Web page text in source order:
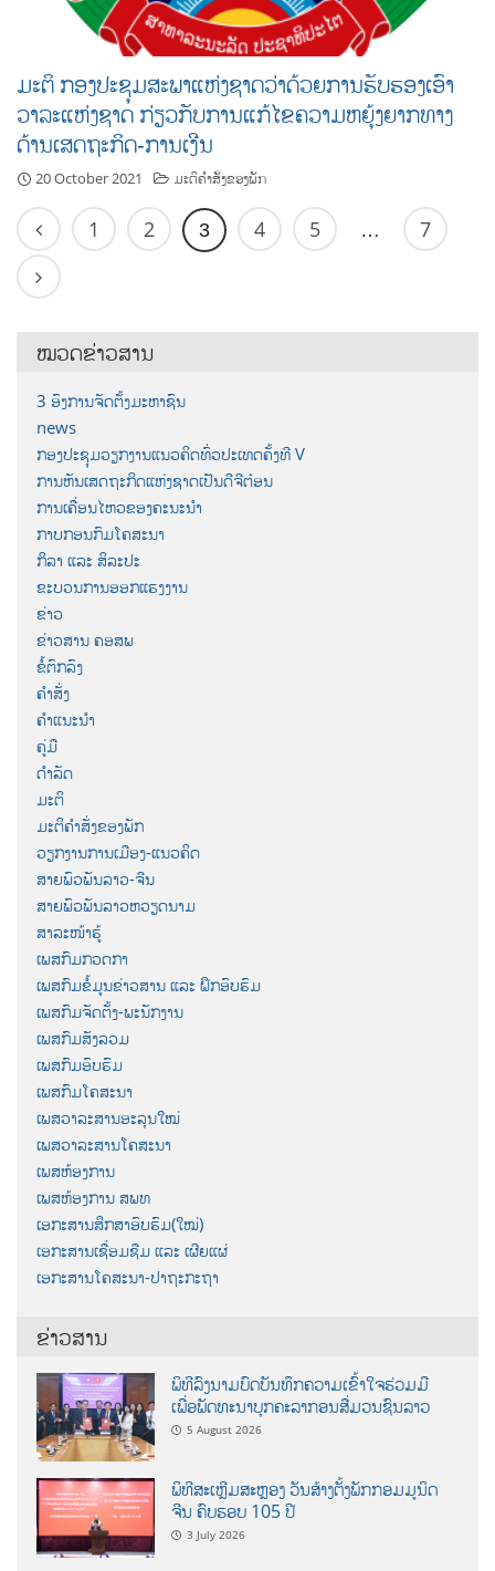
ມະຕິ ກອງປະຊຸມສະພາແຫ່ງຊາດວ່າດ້ວຍການຮັບຮອງເອົາ
ວາລະແຫ່ງຊາດ ກ່ຽວກັບການແກ້ໄຂຄວາມຫຍຸ້ງຍາກທາງ
ດ້ານເສດຖະກິດ-ການເງີນ
20 October 2021 ມະຕິຄຳສັ່ງຂອງພັກ
1 2 3 4 5 … 7
ໝວດຂ່າວສານ
3 ອົງການຈັດຕັ້ງມະຫາຊົນ
news
ກອງປະຊຸມວຽກງານແນວຄິດທົ່ວປະເທດຄັ້ງທີ V
ການຫັນເສດຖະກິດແຫ່ງຊາດເປັນດີຈີຕ໋ອນ
ການເຄື່ອນໄຫວຂອງຄະນະນຳ
ກາບກອນກົມໂຄສະນາ
ກິລາ ແລະ ສິລະປະ
ຂະບວນການອອກແຮງງານ
ຂ່າວ
ຂ່າວສານ ຄອສພ
ຂໍ້ຕົກລົງ
ຄຳສັ່ງ
ຄຳແນະນຳ
ຄູ່ມື
ດຳລັດ
ມະຕິ
ມະຕິຄຳສັ່ງຂອງພັກ
ວຽກງານການເມືອງ-ແນວຄິດ
ສາຍພົວພັນລາວ-ຈີນ
ສາຍພົວພັນລາວຫວຽດນາມ
ສາລະໜ້າຮູ້
ເພສກົມກວດກາ
ເພສກົມຂໍ້ມູນຂ່າວສານ ແລະ ຝຶກອົບຮົມ
ເພສກົມຈັດຕັ້ງ-ພະນັກງານ
ເພສກົມສັງລວມ
ເພສກົມອົບຮົມ
ເພສກົມໂຄສະນາ
ເພສວາລະສານອະລຸນໃໝ່
ເພສວາລະສານໂຄສະນາ
ເພສຫ້ອງການ
ເພສຫ້ອງການ ສພທ
ເອກະສານສຶກສາອົບຮົມ(ໃໝ່)
ເອກະສານເຊື່ອມຊືມ ແລະ ເຜີຍແຜ່
ເອກະສານໂຄສະນາ-ປາຖະກະຖາ
ຂ່າວສານ
ພິທີລົງນາມບົດບັນທຶກຄວາມເຂົ້າໃຈຮ່ວມມື
ເພື່ອພັດທະນາບຸກຄະລາກອນສື່ມວນຊົນລາວ
5 August 2026
ພິທີສະເຫຼີມສະຫຼອງ ວັນສ້າງຕັ້ງພັກກອມມູນິດ
ຈີນ ຄົບຮອບ 105 ປີ
3 July 2026